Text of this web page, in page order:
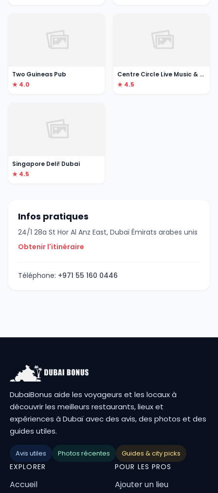
Two Guineas Pub
★ 4.0
Centre Circle Live Music & Sports Bar
★ 4.5
Singapore Deli! Dubai
★ 4.5
Infos pratiques
24/1 28a St Hor Al Anz East, Dubaï Émirats arabes unis
Obtenir l'itinéraire
Téléphone: +971 55 160 0446
DubaiBonus aide les voyageurs et les locaux à
découvrir les meilleurs restaurants, lieux et
expériences à Dubaï avec des avis, des photos et des
guides utiles.
Avis utiles Photos récentes Guides & city picks
EXPLORER
Accueil
POUR LES PROS
Ajouter un lieu